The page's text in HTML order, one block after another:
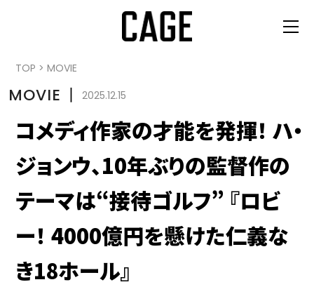
TOP > MOVIE
MOVIE 丨 2025.12.15
コメディ作家の才能を発揮！ ハ・
ジョンウ、10年ぶりの監督作の
テーマは“接待ゴルフ” 『ロビ
ー！ 4000億円を懸けた仁義な
き18ホール』